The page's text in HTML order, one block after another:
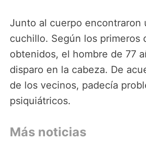
Junto al cuerpo encontraron
cuchillo. Según los primeros
obtenidos, el hombre de 77
disparo en la cabeza. De
de los vecinos, padecía
psiquiátricos.
Más noticias